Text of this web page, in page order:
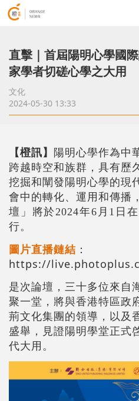
直擊｜首屆陽明心學國
家學者切磋心學之大用
文化
2024-05-30 13:33
【橙訊】 陽明心學作為中
跨越時空和族群，具有歷
挖掘和闡發陽明心學的現
會中的轉化、運用和傳播
壇」將於2024年6月1日
行。
圖片直播鏈結 ：
https://
是次論壇，三十多位來自
聚一堂，將與香港特區政
荊文化集團的領導，以及
盛舉，見證陽明學堂正式
代大用。